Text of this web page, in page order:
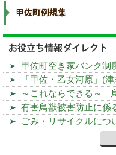
甲佐町空き家バンク制
「甲佐・乙女河原」(
～これならできる～
有害鳥獣被害防止に係
ごみ・リサイクルにつ